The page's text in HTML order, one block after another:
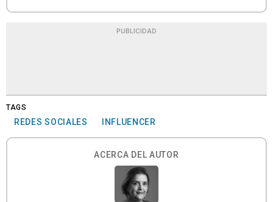
PUBLICIDAD
TAGS
REDES SOCIALES INFLUENCER
ACERCA DEL AUTOR